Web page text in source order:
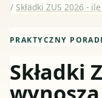
/ Składki ZUS 2026 -
PRAKTYCZNY
Składki